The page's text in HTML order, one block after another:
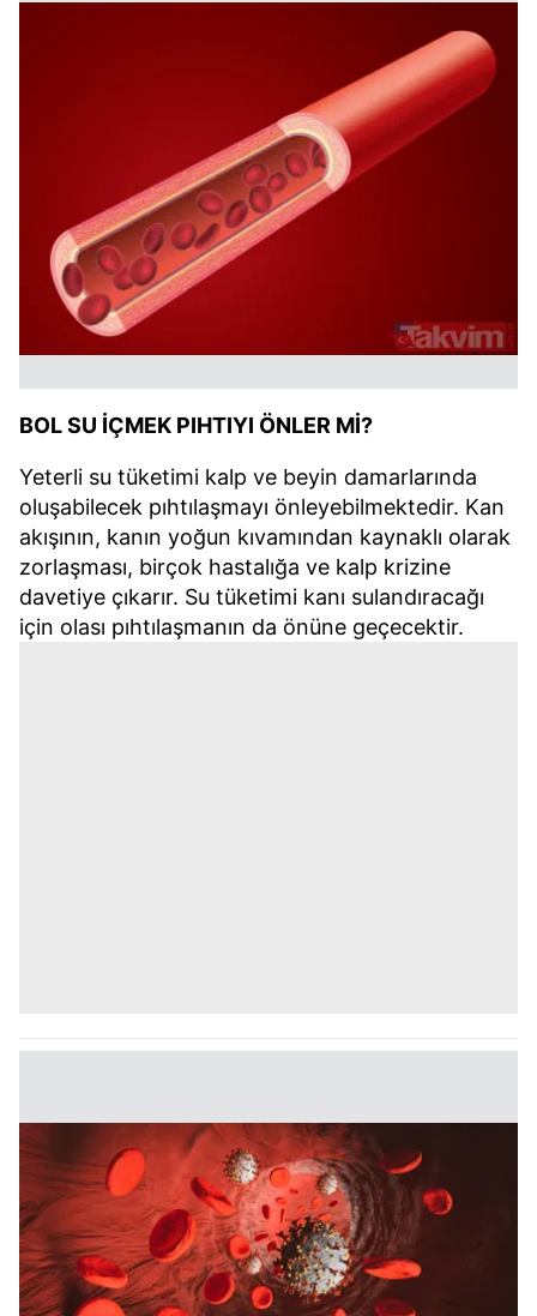
BOL SU İÇMEK PIHTIYI ÖNLER Mİ?
Yeterli su tüketimi kalp ve beyin damarlarında
oluşabilecek pıhtılaşmayı önleyebilmektedir. Kan
akışının, kanın yoğun kıvamından kaynaklı olarak
zorlaşması, birçok hastalığa ve kalp krizine
davetiye çıkarır. Su tüketimi kanı sulandıracağı
için olası pıhtılaşmanın da önüne geçecektir.